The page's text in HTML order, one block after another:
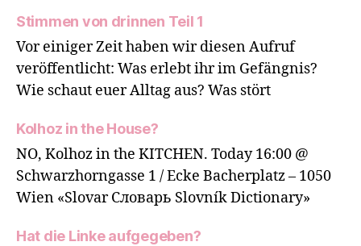
Stimmen von drinnen Teil 1
Vor einiger Zeit haben wir diesen Aufruf
veröffentlicht: Was erlebt ihr im Gefängnis?
Wie schaut euer Alltag aus? Was stört
Kolhoz in the House?
NO, Kolhoz in the KITCHEN. Today 16:00 @
Schwarzhorngasse 1 / Ecke Bacherplatz – 1050
Wien «Slovar Словарь Slovník Dictionary»
Hat die Linke aufgegeben?